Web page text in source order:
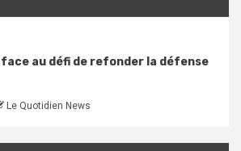
face au défi de refonder la défense
Le Quotidien News